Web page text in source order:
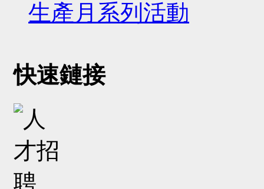
生產月系列活動
快速鏈接